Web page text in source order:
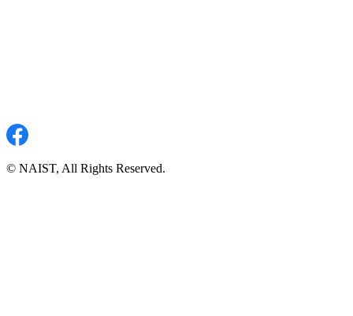
© NAIST, All Rights Reserved.